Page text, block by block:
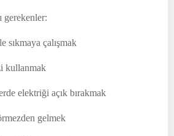
gerekenler:
sıkmaya çalışmak
kullanmak
elektriği açık bırakmak
gelmek